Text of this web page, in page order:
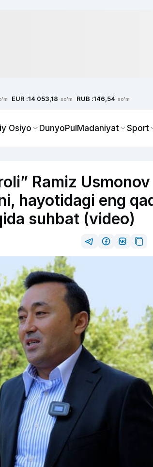
EUR :14 053,18 so'm RUB :146,54 so'm
Osiyo DunyoPulMadaniyat Sport
Ramiz
hayotidagi eng
suhbat (video)